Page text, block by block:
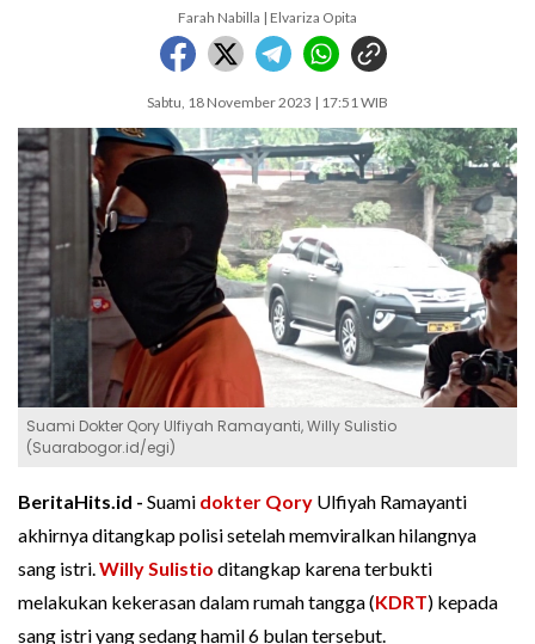
Farah Nabilla | Elvariza Opita
Sabtu, 18 November 2023 | 17:51 WIB
Suami Dokter Qory Ulfiyah Ramayanti, Willy Sulistio
(Suarabogor.id/egi)
BeritaHits.id - Suami dokter Qory Ulfiyah Ramayanti
akhirnya ditangkap polisi setelah memviralkan hilangnya
sang istri.Willy Sulistio ditangkap karena terbukti
melakukan kekerasan dalam rumah tangga (KDRT) kepada
sang istri yang sedang hamil 6 bulan tersebut.